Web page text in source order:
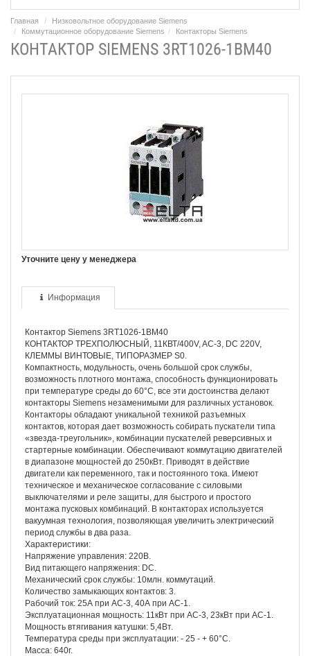
Главная
Низковольтное оборудование Siemens
Коммутационное оборудование Siemens
Контакторы Siemens
КОНТАКТОР SIEMENS 3RT1026-1BM40
Уточните цену у менеджера
Информация
Контактор Siemens 3RT1026-1BM40
КОНТАКТОР ТРЕХПОЛЮСНЫЙ, 11КВТ/400V, AC-3, DC 220V,
КЛЕММЫ ВИНТОВЫЕ, ТИПОРАЗМЕР S0.
Компактность, модульность, очень большой срок службы,
возможность плотного монтажа, способность функционировать
при температуре среды до 60°С, все эти достоинства делают
контакторы Siemens незаменимыми для различных установок.
Контакторы обладают уникальной техникой разъемных
контактов, которая дает возможность собирать пускатели типа
«звезда-треугольник», комбинации пускателей реверсивных и
стартерные комбинации. Обеспечивают коммутацию двигателей
в диапазоне мощностей до 250кВт. Приводят в действие
двигатели как переменного, так и постоянного тока. Имеют
техническое и механическое согласование с силовыми
выключателями и реле защиты, для быстрого и простого
монтажа пусковых комбинаций. В контакторах используется
вакуумная технология, позволяющая увеличить электрический
период службы в два раза.
Характеристики:
Напряжение управления: 220В.
Вид питающего напряжения: DС.
Механический срок службы: 10млн. коммутаций.
Количество замыкающих контактов: 3.
Рабочий ток: 25А при АС-3, 40А при АС-1.
Эксплуатационная мощность: 11кВт при АС-3, 23кВт при АС-1.
Мощность втягивания катушки: 5,4Вт.
Температура среды при эксплуатации: - 25 - + 60°С.
Масса: 640г.